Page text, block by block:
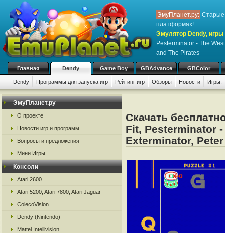
ЭмуПланет.ру: Старые
платформах!
Эмулятор Dendy,
Pesterminator - The
and The Pirates
Главная Dendy Game Boy GBAdvance GBColor
Dendy Программы для запуска игр Рейтинг игр Обзоры Новости Игры:
ЭмуПланет.ру
О проекте
Новости игр и программ
Вопросы и предложения
Мини Игры
Консоли
Atari 2600
Atari 5200, Atari 7800, Atari Jaguar
ColecoVision
Dendy (Nintendo)
Mattel Intellivision
Скачать
Fit, Pesterminator
Exterminator,